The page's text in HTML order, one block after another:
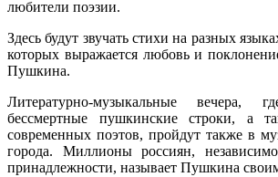
любители поэзии.
Здесь будут звучать стихи на разных
которых выражается любовь и
Пушкина.
Литературно-музыкальные вечера,
бессмертные пушкинские строки, а
современных поэтов, пройдут также в
города. Миллионы россиян,
принадлежности, называет Пушкина